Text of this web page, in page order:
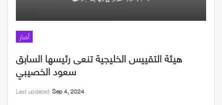
أخبار
هيئة التقييس الخليجية تنعى رئيسها السابق
سعود الخصيبي
Last updated Sep 4, 2024